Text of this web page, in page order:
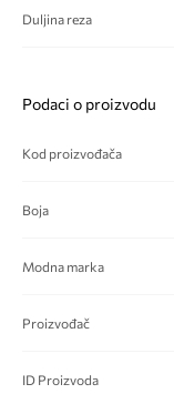
Duljina reza
Podaci o proizvodu
Kod proizvođača
Boja
Modna marka
Proizvođač
ID Proizvoda